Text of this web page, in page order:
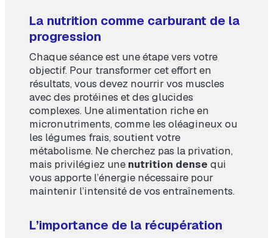
La nutrition comme carburant de la
progression
Chaque séance est une étape vers votre
objectif. Pour transformer cet effort en
résultats, vous devez nourrir vos muscles
avec des protéines et des glucides
complexes. Une alimentation riche en
micronutriments, comme les oléagineux ou
les légumes frais, soutient votre
métabolisme. Ne cherchez pas la privation,
mais privilégiez une nutrition dense qui
vous apporte l’énergie nécessaire pour
maintenir l’intensité de vos entraînements.
L’importance de la récupération